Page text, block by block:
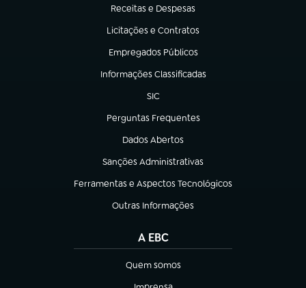
Receitas e Despesas
(abre em nova aba)
Licitações e Contratos
(abre em nova aba)
Empregados Públicos
(abre em nova aba)
Informações Classificadas
(abre em nova aba)
SIC
(abre em nova aba)
Perguntas Frequentes
(abre em nova aba)
Dados Abertos
(abre em nova aba)
Sanções Administrativas
(abre em nova aba)
Ferramentas e Aspectos Tecnológicos
(abre em nova aba)
Outras Informações
(abre em nova aba)
A EBC
Quem somos
(abre em nova aba)